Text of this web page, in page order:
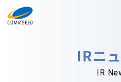
IRニ
IR